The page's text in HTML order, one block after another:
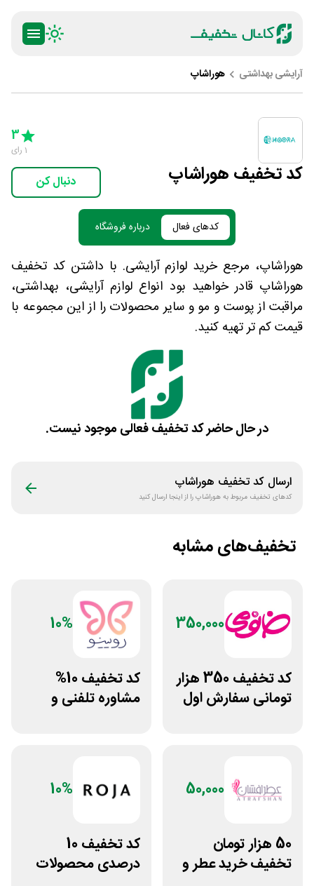
آرایشی بهداشتی هوراشاپ
کد تخفیف هوراشاپ
5 Stars
3
1 رای
دنبال کن
کدهای فعال درباره فروشگاه
هوراشاپ، مرجع خرید لوازم آرایشی. با داشتن کد تخفیف
هوراشاپ قادر خواهید بود انواع لوازم آرایشی، بهداشتی،
مراقبت از پوست و مو و سایر محصولات را از این مجموعه با
قیمت کم تر تهیه کنید.
در حال حاضر کد تخفیف فعالی موجود نیست.
ارسال کد تخفیف هوراشاپ
کدهای تخفیف مربوط بههوراشاپرا از اینجا ارسال کنید
تخفیف‌های مشابه
350,000
کد تخفیف 350 هزار
تومانی سفارش اول
10%
کد تخفیف 10%
مشاوره تلفنی و
50,000
50 هزار تومان
تخفیف خرید عطر و
10%
کد تخفیف 10
درصدی محصولات